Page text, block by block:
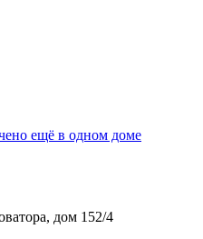
ещё в одном доме
дом 152/4